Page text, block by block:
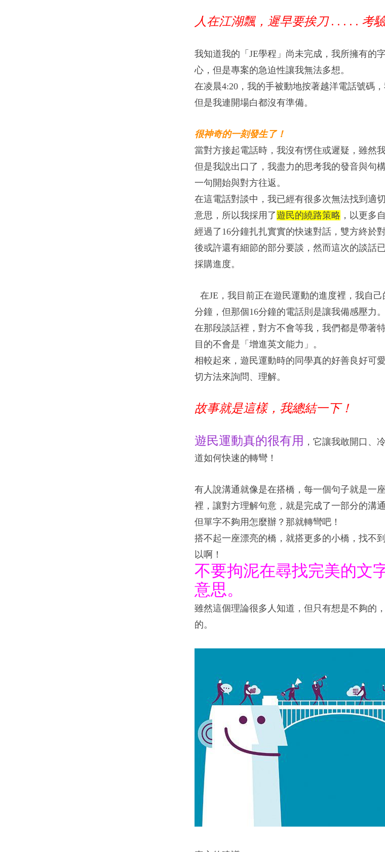
人在江湖飄，遲早要挨刀 . . . . . 考
我知道我的「JE學程」尚未完成，我所擁有的
心，但是專案的急迫性讓我無法多想。
在凌晨4:20，我的手被動地按著越洋電話號碼
但是我連開場白都沒有準備。
很神奇的一刻發生了！
當對方接起電話時，我沒有愣住或遲疑，雖然
但是我說出口了，我盡力的思考我的發音與句
一句開始與對方往返。
在這電話對談中，我已經有很多次無法找到適
意思，所以我採用了遊民的繞路策略 ，以更多
經過了16分鐘扎扎實實的快速對話，雙方終於
後或許還有細節的部分要談，然而這次的談話
採購進度。
在JE，我目前正在遊民運動的進度裡，我自
分鐘，但那個16分鐘的電話則是讓我備感壓力。
在那段談話裡，對方不會等我 ，我們都是帶著
目的不會是「增進英文能力」。
相較起來，遊民運動時的同學真的好善良好可愛
切方法來詢問、理解。
故事就是這樣，我總結一下！
遊民運動真的很有用 ，它讓我敢開口、
道如何快速的轉彎！
有人說溝通就像是在搭橋，每一個句子就是一
裡，讓對方理解句意，就是完成了一部分的溝通
但單字不夠用怎麼辦？那就轉彎吧！
搭不起一座漂亮的橋，就搭更多的小橋，找不
以啊！
不要拘泥在尋找完美的文
意思。
雖然這個理論很多人知道，但只有想是不夠的
的。